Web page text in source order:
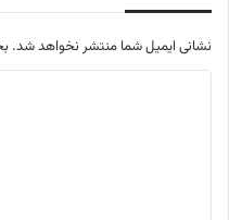
نشانی ایمیل شما منتشر نخواهد شد.